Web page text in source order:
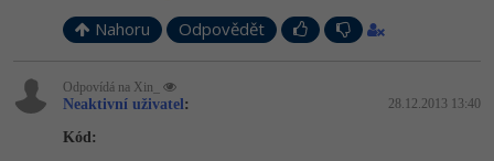
Nahoru Odpovědět
Odpovídá na Xin_
Neaktivní uživatel: 28.12.2013 13:40
Kód: